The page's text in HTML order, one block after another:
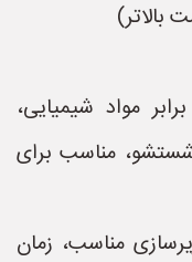
بالاتر)
مواد شیمیایی،
شستشو، مناسب برای
مناسب، زمان